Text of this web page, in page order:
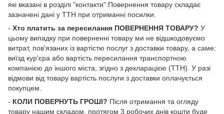
які вказані в розділі "контакти":Повернення товару складає
зазначені дані у ТТН при отриманні посилки.
- Хто платить за пересилання ПОВЕРНЕННЯ ТОВАРУ? У
цьому випадку при поверненні товару ми не відшкодовуємо
витрат, пов'язаних із вартістю послуг з доставки товару, а саме:
виїзд кур'єра або вартість пересилання транспортною
компанією до іншого міста, згідно з декларацією (ТТН). У разі
відмови від товару вартість послуги з доставки оплачується
покупцем.
- КОЛИ ПОВЕРНУТЬ ГРОШІ? Після отримання та огляду
товару нашим складом, протягом 3 робочих днів кошти буде